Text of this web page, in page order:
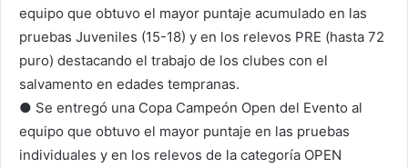
equipo que obtuvo el mayor puntaje acumulado en las
pruebas Juveniles (15-18) y en los relevos PRE (hasta 72
puro) destacando el trabajo de los clubes con el
salvamento en edades tempranas.
● Se entregó una Copa Campeón Open del Evento al
equipo que obtuvo el mayor puntaje en las pruebas
individuales y en los relevos de la categoría OPEN